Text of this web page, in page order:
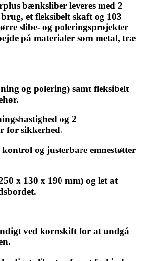
bænksliber leveres med 2
et fleksibelt skaft og 103
slibe- og poleringsprojekter
på materialer som metal, træ
og polering) samt fleksibelt
og 2
for sikkerhed.
og justerbare emnestøtter
x 130 x 190 mm) og let at
ved kornskift for at undgå